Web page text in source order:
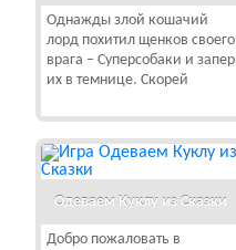
Однажды злой кошачий
лорд похитил щенков своего
врага – Суперсобаки и запер
их в темнице. Скорей
Одеваем Куклу из Сказки
Добро пожаловать в